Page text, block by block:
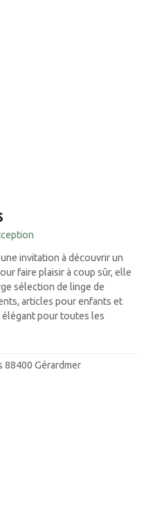
invitation à découvrir un
faire plaisir à coup sûr, elle
sélection de linge de
articles pour enfants et
pour toutes les
88400 Gérardmer